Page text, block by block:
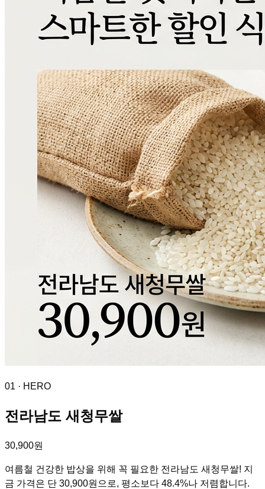
01 · HERO
전라남도 새청무쌀
30,900원
여름철 건강한 밥상을 위해 꼭 필요한 전라남도 새청무쌀! 지
금 가격은 단 30,900원으로, 평소보다 48.4%나 저렴합니다.